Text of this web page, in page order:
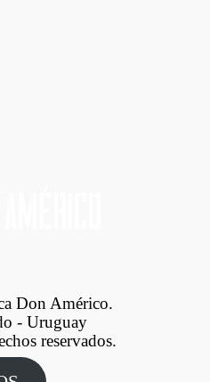
Don Américo.
- Uruguay
reservados.